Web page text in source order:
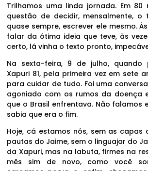
Trilhamos uma linda jornada. Em 80
questão de decidir, mensalmente,
quase sempre, escrever ele mesmo.
falar da ótima ideia que teve, às
certo, lá vinha o texto pronto,
Na sexta-feira, 9 de julho, quando
Xapuri 81, pela primeira vez em sete
para cuidar de tudo. Foi uma
agoniado com os rumos da doença
que o Brasil enfrentava. Não falamos
sabia que era o fim.
Hoje, cá estamos nós, sem as capas
pautas do Jaime, sem o linguajar do
da Xapuri, mas na labuta, firmes na
mês sim de novo, como você